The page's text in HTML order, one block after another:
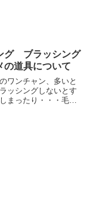
グ ブラッシング
の道具について
ワンチャン、多いと
ッシングしないとす
まったり・・・毛玉